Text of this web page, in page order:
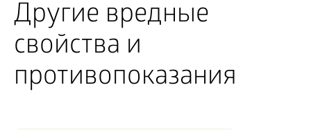
Другие вредные
свойства и
противопоказания